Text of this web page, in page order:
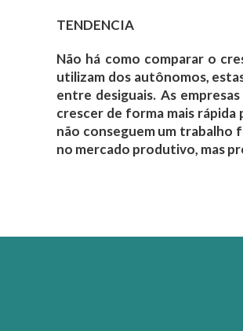
TENDENCIA
Não há como comparar o
utilizam dos autônomos,
entre desiguais. As
crescer de forma mais
não conseguem um trabalho
no mercado produtivo, mas